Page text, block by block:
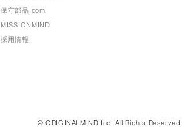
保守部品.com
MISSIONMIND
採用情報
© ORIGINALMIND Inc. All Rights Reserved.